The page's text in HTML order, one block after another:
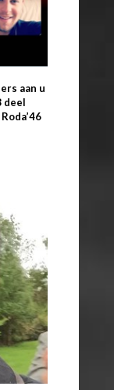
aan u
deel